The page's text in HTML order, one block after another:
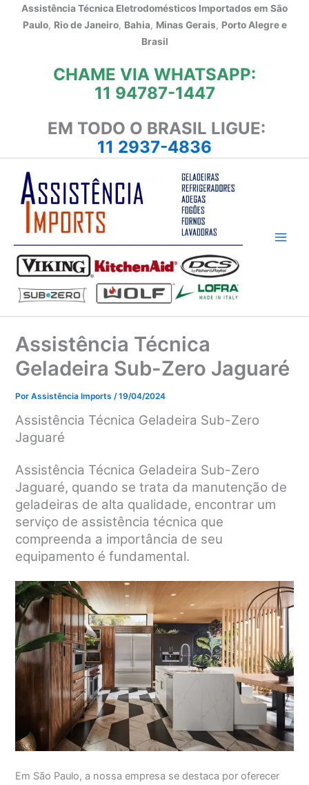
Assistência Técnica Eletrodomésticos Importados em São
Paulo, Rio de Janeiro, Bahia, Minas Gerais, Porto Alegre e
Brasil
CHAME VIA WHATSAPP:
11 94787-1447
EM TODO O BRASIL LIGUE:
11 2937-4836
Assistência Técnica
Geladeira Sub-Zero Jaguaré
PorAssistência Imports/19/04/2024
Assistência Técnica Geladeira Sub-Zero
Jaguaré
Assistência Técnica Geladeira Sub-Zero
Jaguaré, quando se trata da manutenção de
geladeiras de alta qualidade, encontrar um
serviço de assistência técnica que
compreenda a importância de seu
equipamento é fundamental.
Em São Paulo, a nossa empresa se destaca por oferecer